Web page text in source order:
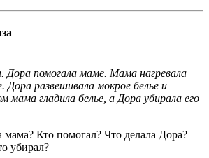
Дора помогала маме. Мама нагревала
Дора развешивала мокрое белье и
мама гладила белье, а Дора убирала его
Кто помогал? Что делала Дора?
убирал?